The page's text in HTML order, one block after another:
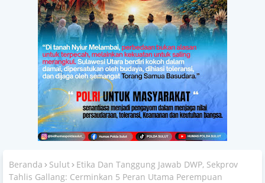
Beranda Sulut
Etika Dan Tanggung Jawab DWP, Sekprov
Tahlis Gallang: Cerminkan 5 Peran Utama Perempuan